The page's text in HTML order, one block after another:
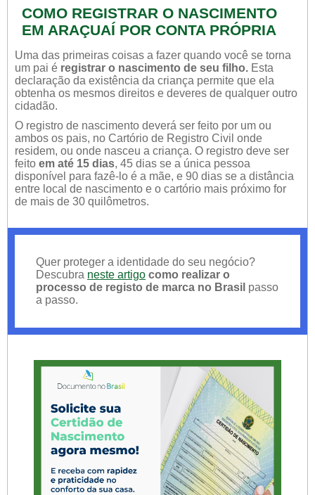
COMO REGISTRAR O NASCIMENTO
EM ARAÇUAÍ POR CONTA PRÓPRIA
Uma das primeiras coisas a fazer quando você se torna
um pai é registrar o nascimento de seu filho. Esta
declaração da existência da criança permite que ela
obtenha os mesmos direitos e deveres de qualquer outro
cidadão.
O registro de nascimento deverá ser feito por um ou
ambos os pais, no Cartório de Registro Civil onde
residem, ou onde nasceu a criança. O registro deve ser
feito em até 15 dias, 45 dias se a única pessoa
disponível para fazê-lo é a mãe, e 90 dias se a distância
entre local de nascimento e o cartório mais próximo for
de mais de 30 quilômetros.
Quer proteger a identidade do seu negócio?
Descubra neste artigo como realizar o
processo de registo de marca no Brasil passo
a passo.